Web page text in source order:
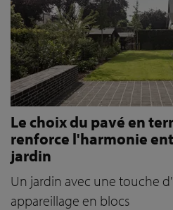
Le choix du pavé en
renforce l'harmonie
jardin
Un jardin avec une touche
appareillage en blocs